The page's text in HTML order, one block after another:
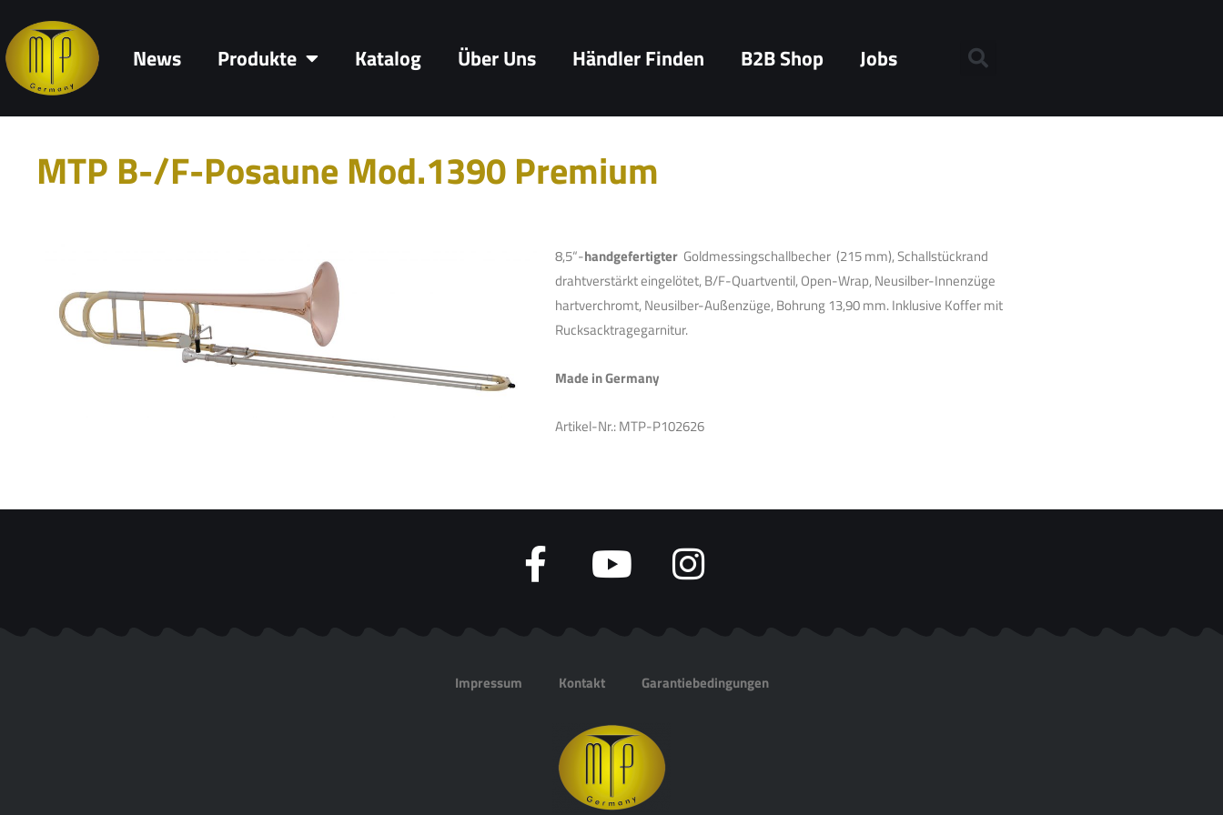
News Produkte Katalog Über Uns Händler Finden B2B Shop Jobs
MTP B-/F-Posaune Mod.1390 Premium
8,5“-handgefertigter Goldmessingschallbecher (215 mm), Schallstückrand
drahtverstärkt eingelötet, B/F-Quartventil, Open-Wrap, Neusilber-Innenzüge
hartverchromt, Neusilber-Außenzüge, Bohrung 13,90 mm. Inklusive Koffer mit
Rucksacktragegarnitur.
Made in Germany
Artikel-Nr.: MTP-P102626
Impressum Kontakt Garantiebedingungen